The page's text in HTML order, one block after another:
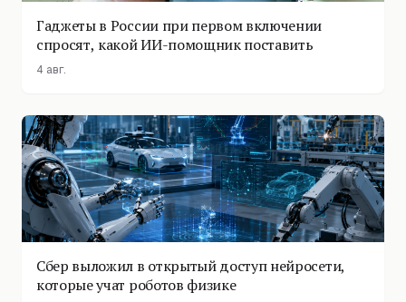
Гаджеты в России при первом включении
спросят, какой ИИ-помощник поставить
4 авг.
Сбер выложил в открытый доступ нейросети,
которые учат роботов физике